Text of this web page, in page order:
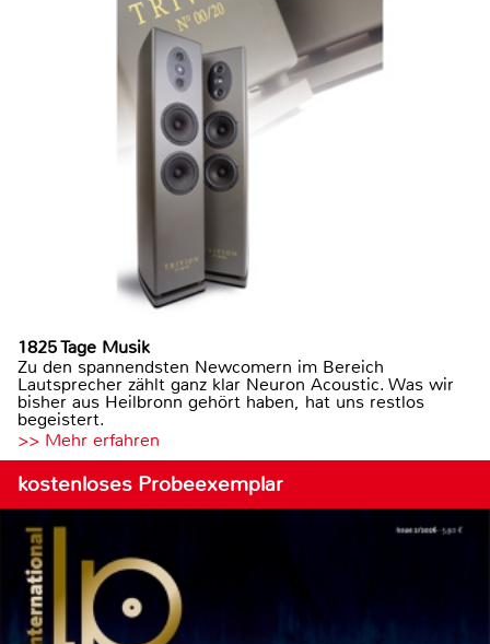
1825 Tage Musik
Zu den spannendsten Newcomern im Bereich
Lautsprecher zählt ganz klar Neuron Acoustic. Was wir
bisher aus Heilbronn gehört haben, hat uns restlos
begeistert.
>> Mehr erfahren
kostenloses Probeexemplar